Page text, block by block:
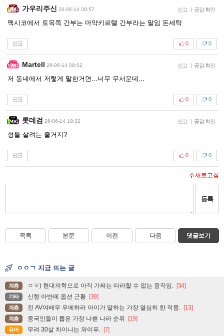
가우리주신 26-06-14 08:57 신고 | 공감 확인
멕시코에서 토목쪽 간부는 마약키르텔 간부라는 말임 돈세탁
답글 0
0
Martell 26-06-14 09:02 신고 | 공감 확인
저 동네에서 저렇게 말한거면...너무 무서운데...
답글 0
0
롯데검 26-06-14 18:32 신고 | 공감 확인
형들 살려는 줄거지?
답글 0
0
새로고침
등록
목록 본문 이전 다음 댓글보기
ㅇㅇㄱ 지금 뜨는 글
계층 ㅇㅎ) 현대의학으로 아직 가짜는 따라할 수 없는 움직임. [34]
기타 신형 아반떼 옵션 근황 [39]
계층 전 AV여배우 우에하라 아이가 말하는 가장 열심히 한 작품. [13]
계층 중국인들이 뽑은 가장 나쁜 나라 순위 [19]
유머 무려 30살 차이나는 와이푸. [7]